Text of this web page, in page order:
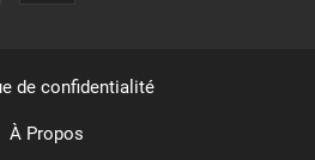
de confidentialité
À Propos